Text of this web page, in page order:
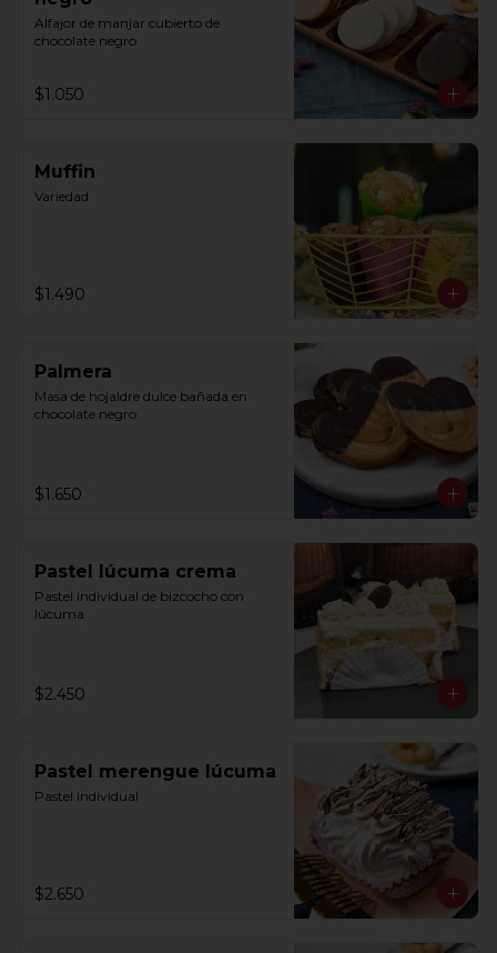
Alfajor de manjar cubierto de
chocolate negro
$1.050
Muffin
Variedad
$1.490
Palmera
Masa de hojaldre dulce bañada en
chocolate negro
$1.650
Pastel lúcuma crema
Pastel individual de bizcocho con
lúcuma
$2.450
Pastel merengue lúcuma
Pastel individual
$2.650